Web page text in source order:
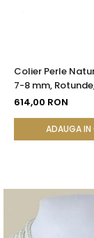
Colier Perle
7-8 mm,
Închizătoare
614,00 RON
ADAUGA IN